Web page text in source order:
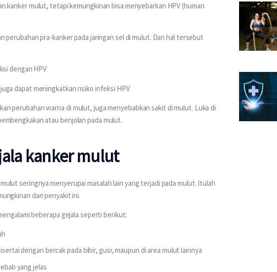
kanker mulut, tetapi kemungkinan bisa menyebarkan HPV (human
perubahan pra-kanker pada jaringan sel di mulut. Dan hal tersebut
dengan HPV
dapat meningkatkan risiko infeksi HPV
perubahan warna di mulut, juga menyebabkan sakit di mulut. Luka di
atau benjolan pada mulut.
kanker mulut
seringnya menyerupai masalah lain yang terjadi pada mulut. Itulah
dari penyakit ini.
beberapa gejala seperti berikut:
dengan bercak pada bibir, gusi, maupun di area mulut lainnya
yang jelas